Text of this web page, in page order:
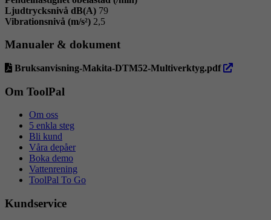
Ljudtrycksnivå dB(A) 79
Vibrationsnivå (m/s²) 2,5
Manualer & dokument
Bruksanvisning-Makita-DTM52-Multiverktyg.pdf öppna
Om ToolPal
Om oss
5 enkla steg
Bli kund
Våra depåer
Boka demo
Vattenrening
ToolPal To Go
Kundservice